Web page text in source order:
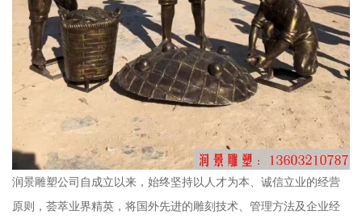
润景雕塑公司自成立以来，始终坚持以人才为本、诚信立业的经营
原则，荟萃业界精英，将国外先进的雕刻技术、管理方法及企业经